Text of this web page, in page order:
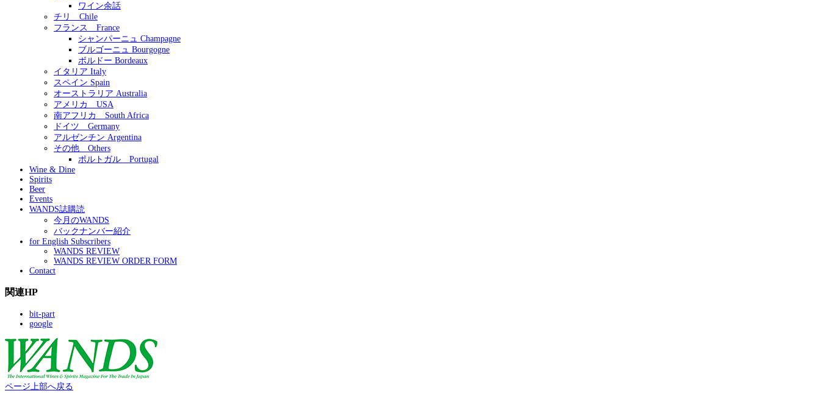
ワイン余話
チリ Chile
フランス France
シャンパーニュ Champagne
ブルゴーニュ Bourgogne
ボルドー Bordeaux
イタリア Italy
スペイン Spain
オーストラリア Australia
アメリカ USA
南アフリカ South Africa
ドイツ Germany
アルゼンチン Argentina
その他 Others
ポルトガル Portugal
Wine & Dine
Spirits
Beer
Events
WANDS誌購読
今月のWANDS
バックナンバー紹介
for English Subscribers
WANDS REVIEW
WANDS REVIEW ORDER FORM
Contact
関連HP
bit-part
google
ページ上部へ戻る